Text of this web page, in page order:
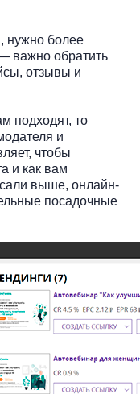
нужно более
важно обратить
отзывы и
подходят, то
и
чтобы
и как вам
выше, онлайн-
посадочные